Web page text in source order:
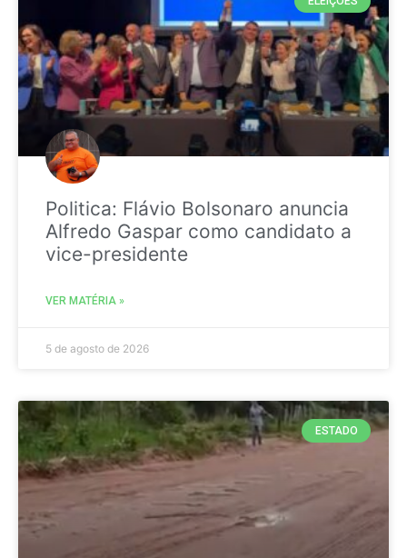
Politica: Flávio Bolsonaro anuncia
Alfredo Gaspar como candidato a
vice-presidente
VER MATÉRIA »
5 de agosto de 2026
ESTADO